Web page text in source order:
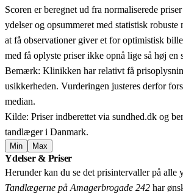
Scoren er beregnet ud fra normaliserede
ydelser og opsummeret med statistisk robuste
at få observationer giver et for optimistisk
med få oplyste priser ikke opnå lige så høj en
Bemærk: Klinikken har relativt få
usikkerheden. Vurderingen justeres derfor
median.
Kilde: Priser indberettet via sundhed.dk og
tandlæger i Danmark.
Min Max
+
−
Ydelser & Priser
Herunder kan du se det prisintervaller på alle
Tandlægerne på Amagerbrogade 242 har